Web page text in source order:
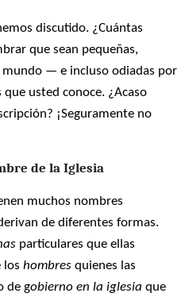
discutido. ¿Cuántas
que sean pequeñas,
mundo — e incluso odiadas por
que usted conoce. ¿Acaso
¡Seguramente no
de la Iglesia
muchos nombres
de diferentes formas.
particulares que ellas
loshombres quienes las
de gobierno en la iglesia que